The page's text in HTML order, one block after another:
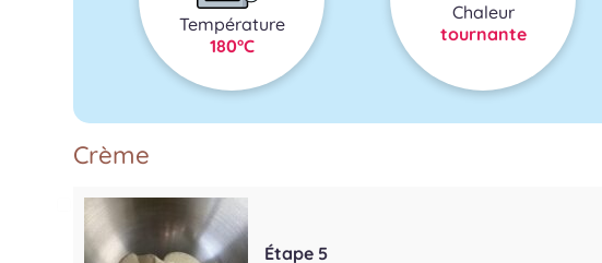
Température
180°C
Chaleur
tournante
Crème
Étape 5